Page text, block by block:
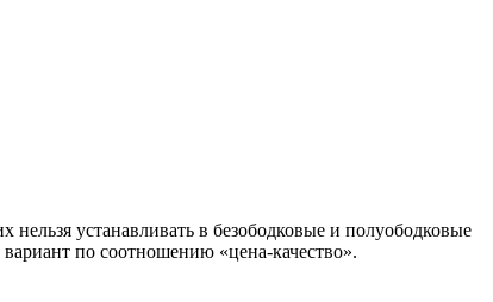
устанавливать в безободковые и полуободковые
по соотношению «цена-качество».